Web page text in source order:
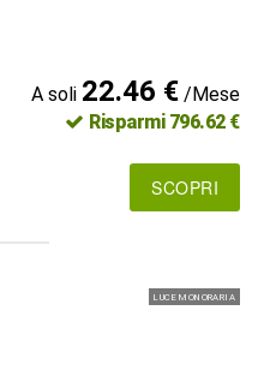
A soli 22.46 €/Mese
Risparmi 796.62 €
SCOPRI
LUCE MONORARIA